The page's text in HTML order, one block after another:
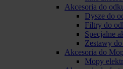
Akcesoria do
Dysze do
Filtry do
Specjalne
Zestawy
Akcesoria do
Mopy